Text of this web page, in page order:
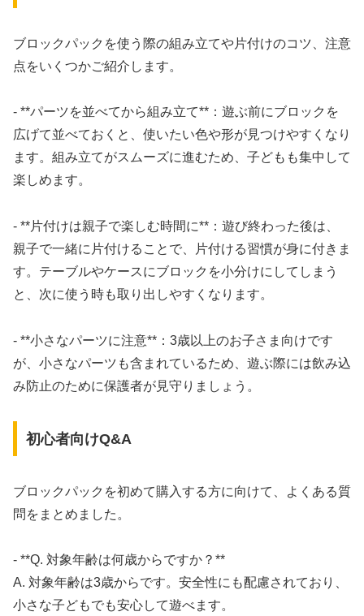
ブロックパックを使う際の組み立てや片付けのコツ、注意
点をいくつかご紹介します。
- **パーツを並べてから組み立て**：遊ぶ前にブロックを
広げて並べておくと、使いたい色や形が見つけやすくなり
ます。組み立てがスムーズに進むため、子どもも集中して
楽しめます。
- **片付けは親子で楽しむ時間に**：遊び終わった後は、
親子で一緒に片付けることで、片付ける習慣が身に付きま
す。テーブルやケースにブロックを小分けにしてしまう
と、次に使う時も取り出しやすくなります。
- **小さなパーツに注意**：3歳以上のお子さま向けです
が、小さなパーツも含まれているため、遊ぶ際には飲み込
み防止のために保護者が見守りましょう。
初心者向けQ&A
ブロックパックを初めて購入する方に向けて、よくある質
問をまとめました。
- **Q. 対象年齢は何歳からですか？**
A. 対象年齢は3歳からです。安全性にも配慮されており、
小さな子どもでも安心して遊べます。